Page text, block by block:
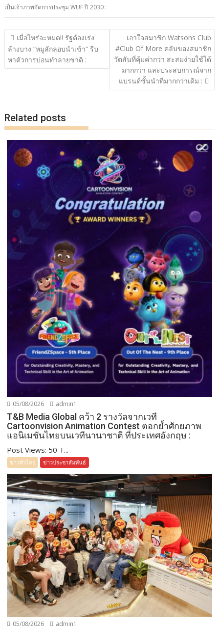
b
o
o
k
er y
Li
n
k
e
เป็นเจ้าภาพจัดการประชุม WUF ปี 2030 :
แนะแนว
เรื่อง
เมื่อไหร่จะหมด!! รัฐต้องเร่ง
ล้างบาง “หมูลักลอบนำเข้า” รีบ
หาตัวการบ่อนทำลายชาติ :
เอาใจสมาชิก Watsons Club
#Club Of More คลับของสมาชิก
วัตสันที่คุ้มค่ากว่า สะสมง่ายใช้ได้
มากกว่า และประสบการณ์จาก
แบรนด์ชั้นนำที่มากกว่าเดิม :
Related posts
05/08/2026 admin1
T&B Media Global คว้า 2 รางวัลจากเวที
Cartoonvision Animation Contest ตอกย้ำศักยภาพ
แอนิเมชันไทยบนเวทีนานาชาติ ที่ประเทศอังกฤษ :
Post Views: 50 T...
ข่าวทั่วไทย ข่าวประชาสัมพันธ์
05/08/2026 admin1